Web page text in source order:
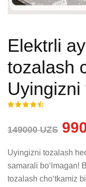
Elektrli
tozalash
Uyingizni
149000 UZS
Uyingizni tozalash
samarali bo‘lmagan!
tozalash cho‘tkamiz